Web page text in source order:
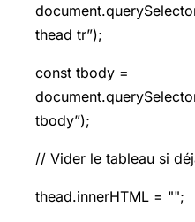
thead tr”);
const tbody =
tbody”);
// Vider le tableau si
thead.innerHTML = "";